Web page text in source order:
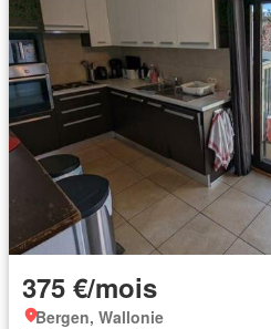
375 €/mois
Bergen, Wallonie